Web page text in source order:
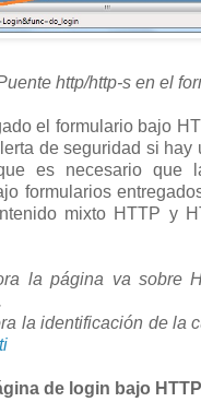
http/http-s en el
el formulario bajo
de seguridad si hay
es necesario que
formularios
mixto HTTP y
la página va sobre
la identificación de la
de login bajo